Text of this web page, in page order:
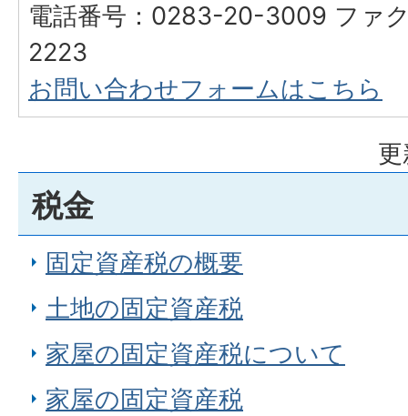
電話番号：0283-20-3009 ファ
2223
お問い合わせフォームはこちら
税金
固定資産税の概要
土地の固定資産税
家屋の固定資産税について
家屋の固定資産税